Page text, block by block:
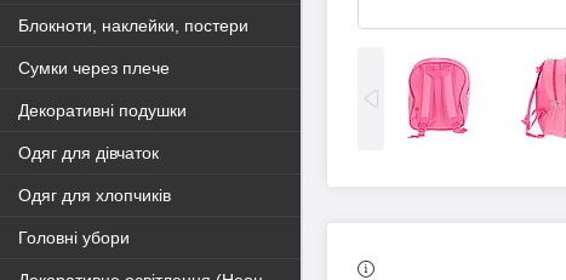
Блокноти, наклейки, постери
Сумки через плече
Декоративні подушки
Одяг для дівчаток
Одяг для хлопчиків
Головні убори